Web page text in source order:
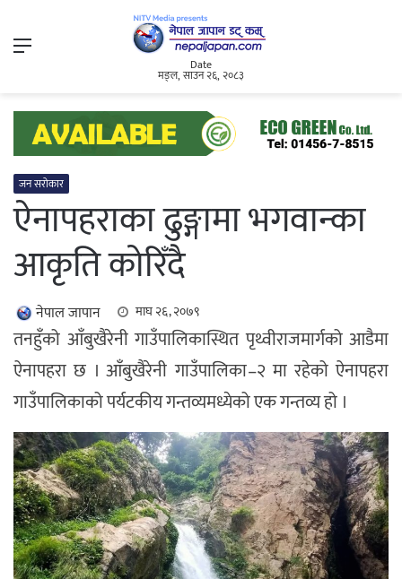
Menu
Date
मङ्ल, साउन २६, २०८३
जन सरोकार
ऐनापहराका ढुङ्गामा भगवान्का
आकृति कोरिँदै
नेपाल जापान माघ २६, २०७९
तनहुँको आँबुखैरेनी गाउँपालिकास्थित पृथ्वीराजमार्गको आडैमा
ऐनापहरा छ । आँबुखैरेनी गाउँपालिका–२ मा रहेको ऐनापहरा
गाउँपालिकाको पर्यटकीय गन्तव्यमध्येको एक गन्तव्य हो ।